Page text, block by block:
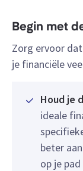
Begin met
Zorg ervoor
je financiële
Houd je
ideale
beter
op je